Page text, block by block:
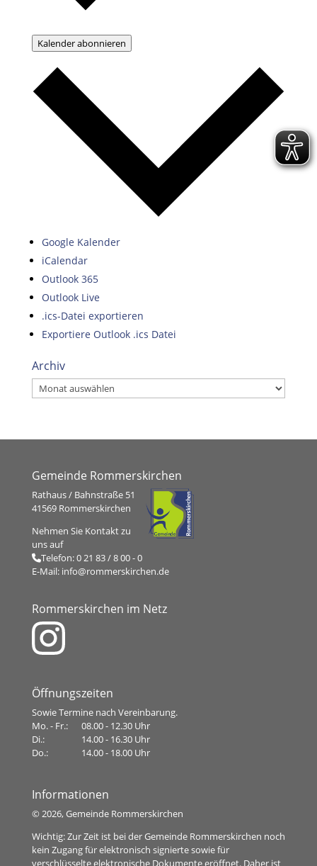
Kalender abonnieren
Google Kalender
iCalendar
Outlook 365
Outlook Live
.ics-Datei exportieren
Exportiere Outlook .ics Datei
Archiv
Archiv
Gemeinde Rommerskirchen
Rathaus / Bahnstraße 51
41569 Rommerskirchen
Nehmen Sie Kontakt zu
uns auf
Telefon:0 21 83 / 8 00 - 0
E-Mail: info@rommerskirchen.de
Rommerskirchen im Netz
Öffnungszeiten
Sowie Termine nach Vereinbarung.
Mo. - Fr.:
08.00 - 12.30 Uhr
Di.:
14.00 - 16.30 Uhr
Do.:
14.00 - 18.00 Uhr
Informationen
© 2026, Gemeinde Rommerskirchen
Wichtig: Zur Zeit ist bei der Gemeinde Rommerskirchen noch
kein Zugang für elektronisch signierte sowie für
verschlüsselte elektronische Dokumente eröffnet. Daher ist